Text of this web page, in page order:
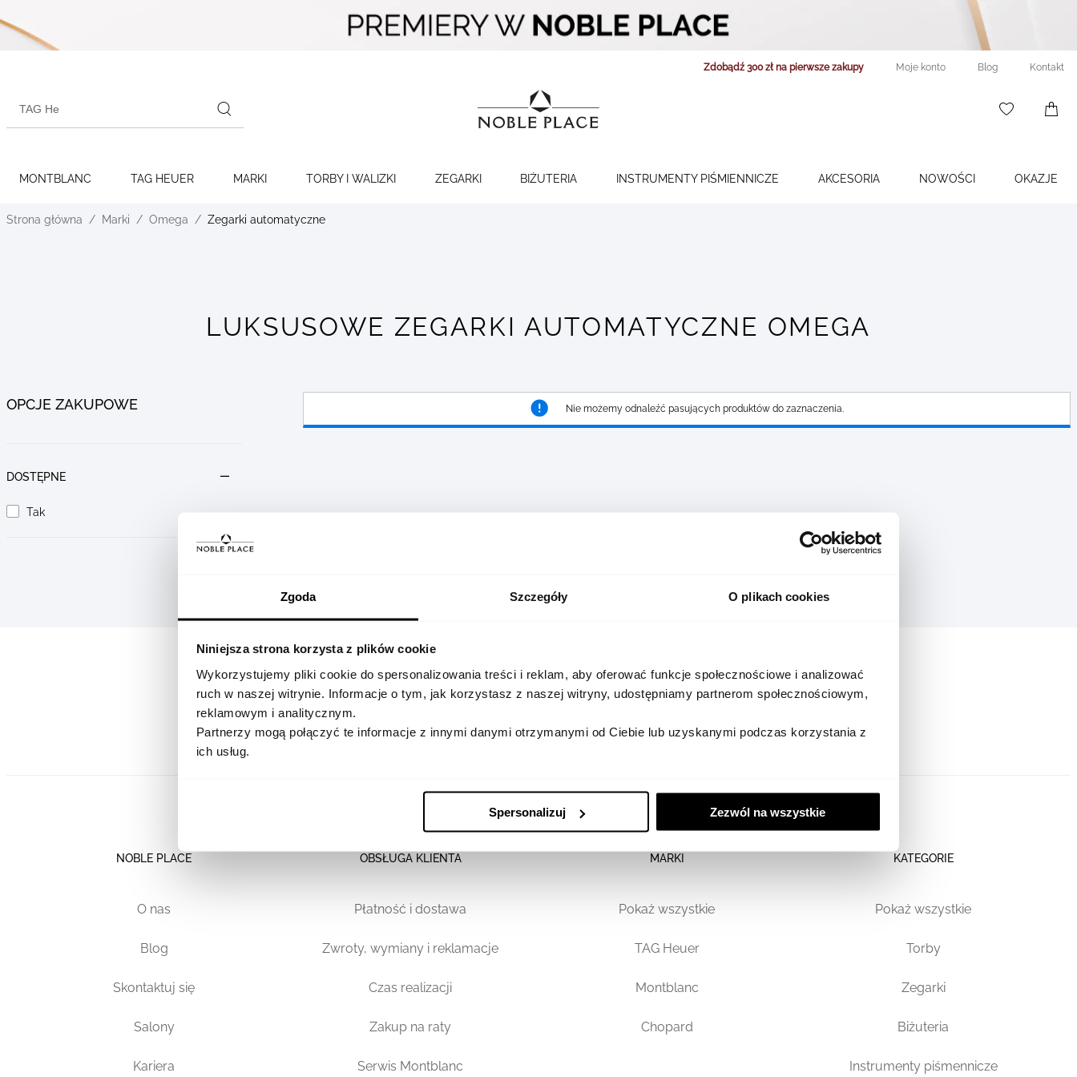
Zgoda Szczegóły O plikach cookies
Niniejsza strona korzysta z plików cookie
Wykorzystujemy pliki cookie do spersonalizowania treści i reklam, aby oferować funkcje społecznościowe i analizować
ruch w naszej witrynie. Informacje o tym, jak korzystasz z naszej witryny, udostępniamy partnerom społecznościowym,
reklamowym i analitycznym.
Partnerzy mogą połączyć te informacje z innymi danymi otrzymanymi od Ciebie lub uzyskanymi podczas korzystania z
ich usług.
Spersonalizuj Zezwól na wszystkie
content
Zdobądź 300 zł na pierwsze zakupy Moje konto Blog Kontakt
products
MONTBLANC TAG HEUER MARKI TORBY I WALIZKI ZEGARKI BIŻUTERIA INSTRUMENTY PIŚMIENNICZE AKCESORIA NOWOŚCI OKAZJE
Strona główna Marki Omega Zegarki automatyczne
LUKSUSOWE ZEGARKI AUTOMATYCZNE OMEGA
Nie możemy odnaleźć pasujących produktów do zaznaczenia.
Go to
OPCJE ZAKUPOWE
DOSTĘPNE
Tak
Go to
NOBLE PLACE
O nas
Blog
Skontaktuj się
Salony
Kariera
OBSŁUGA KLIENTA
Płatność i dostawa
Zwroty, wymiany i reklamacje
Czas realizacji
Zakup na raty
Serwis Montblanc
MARKI
Pokaż wszystkie
TAG Heuer
Montblanc
Chopard
KATEGORIE
Pokaż wszystkie
Torby
Zegarki
Biżuteria
Instrumenty piśmennicze